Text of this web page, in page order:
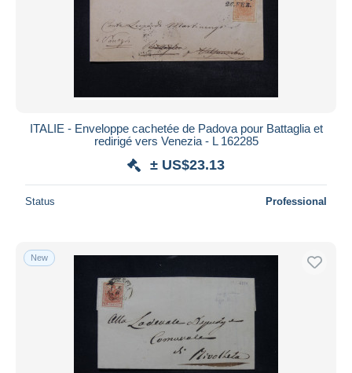
ITALIE - Enveloppe cachetée de Padova pour Battaglia et
redirigé vers Venezia - L 162285
± US$23.13
Status Professional
New